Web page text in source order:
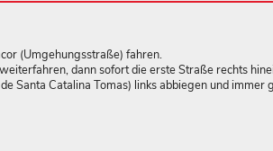
(Umgehungsstraße) fahren.
dann sofort die erste Straße rechts
Santa Catalina Tomas) links abbiegen und